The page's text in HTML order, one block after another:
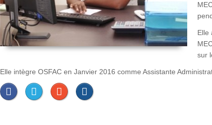
Elle
sur
Elle intègre OSFAC en Janvier 2016 comme Assistante